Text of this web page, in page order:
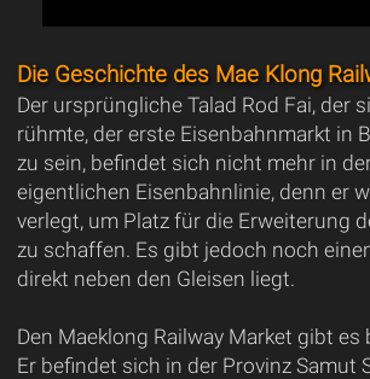
Die Geschichte des Mae Klong
Der ursprüngliche Talad Rod Fai, der
rühmte, der erste Eisenbahnmarkt in
zu sein, befindet sich nicht mehr in
eigentlichen Eisenbahnlinie, denn er
verlegt, um Platz für die Erweiterung
zu schaffen. Es gibt jedoch noch
direkt neben den Gleisen liegt.
Den Maeklong Railway Market gibt es
Er befindet sich in der Provinz Samut